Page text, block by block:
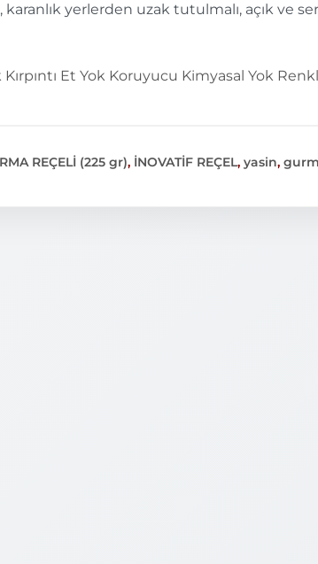
karanlık yerlerden uzak tutulmalı, açık
Kırpıntı Et Yok Koruyucu Kimyasal Yok
REÇELİ (225 gr), İNOVATİF REÇEL, yasin,